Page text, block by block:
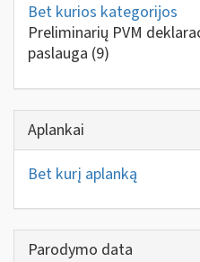
Bet kurios kategorijos
Preliminarių PVM
paslauga (9)
Aplankai
Bet kurį aplanką
Parodymo data